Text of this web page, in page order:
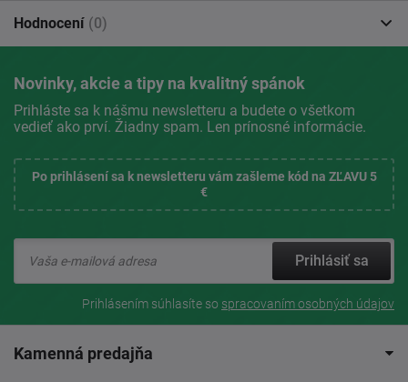
Hodnocení (0)
Novinky, akcie a tipy na kvalitný spánok
Prihláste sa k nášmu newsletteru a budete o všetkom
vedieť ako prví. Žiadny spam. Len prínosné informácie.
Po prihlásení sa k newsletteru vám zašleme kód na ZĽAVU 5
€
Prihlásiť sa
Prihlásením súhlasíte so spracovaním osobných údajov
Kamenná predajňa